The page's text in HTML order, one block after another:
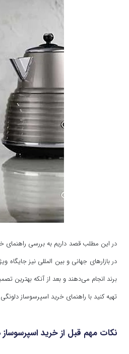
در این مطلب قصد داریم به بررسی راهنمای
در بازارهای جهانی و بین المللی نیز جایگاه
برند انجام می‌دهند و بعد از آنکه بهترین
تهیه کنید با راهنمای خرید اسپرسوساز
نکات مهم قبل از خرید اسپرسوساز